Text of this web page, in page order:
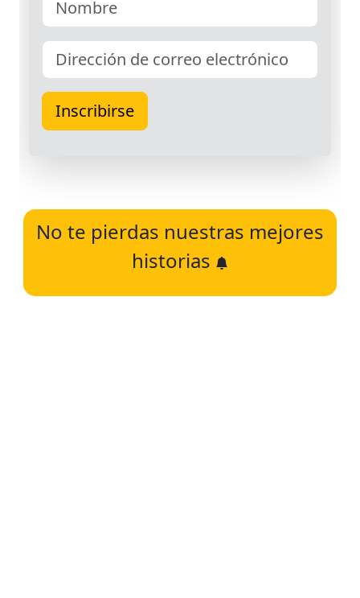
No te pierdas nuestras mejores
historias